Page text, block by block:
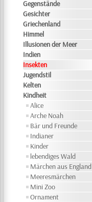
Gegenstände
Gesichter
Griechenland
Himmel
Illusionen der Meer
Indien
Insekten
Jugendstil
Kelten
Kindheit
Alice
Arche Noah
Bär und Freunde
Indianer
Kinder
lebendiges Wald
Märchen aus England
Meeresmärchen
Mini Zoo
Ornament